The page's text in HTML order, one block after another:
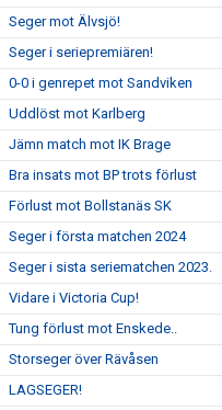
Seger mot Älvsjö!
Seger i seriepremiären!
0-0 i genrepet mot Sandviken
Uddlöst mot Karlberg
Jämn match mot IK Brage
Bra insats mot BP trots förlust
Förlust mot Bollstanäs SK
Seger i första matchen 2024
Seger i sista seriematchen 2023.
Vidare i Victoria Cup!
Tung förlust mot Enskede..
Storseger över Rävåsen
LAGSEGER!